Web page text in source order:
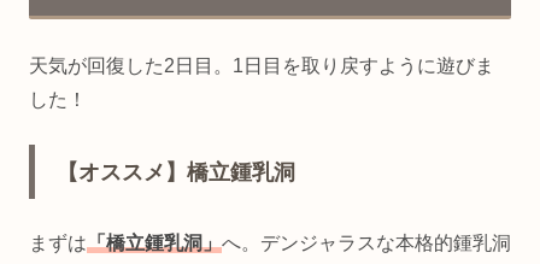
天気が回復した2日目。1日目を取り戻すように遊びま
した！
【オススメ】橋立鍾乳洞
まずは「橋立鍾乳洞」へ。デンジャラスな本格的鍾乳洞